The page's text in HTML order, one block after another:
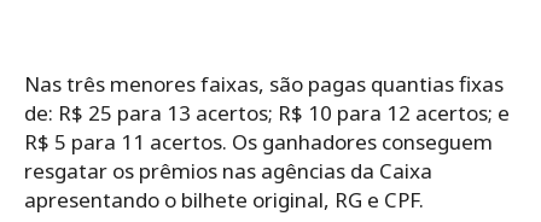
Nas três menores faixas, são pagas quantias fixas
de: R$ 25 para 13 acertos; R$ 10 para 12 acertos; e
R$ 5 para 11 acertos. Os ganhadores conseguem
resgatar os prêmios nas agências da Caixa
apresentando o bilhete original, RG e CPF.